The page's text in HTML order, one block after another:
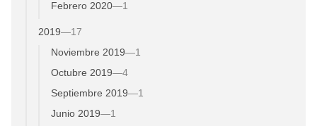
Febrero 2020—1
2019—17
Noviembre 2019—1
Octubre 2019—4
Septiembre 2019—1
Junio 2019—1